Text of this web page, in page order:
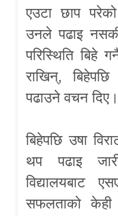
एउटा छाप
उनले पढाइ
परिस्थिति बिहे
राखिन्,
पढाउने वचन दिए।
बिहेपछि उषा
थप पढाइ
विद्यालयबाट
सफलताको केही